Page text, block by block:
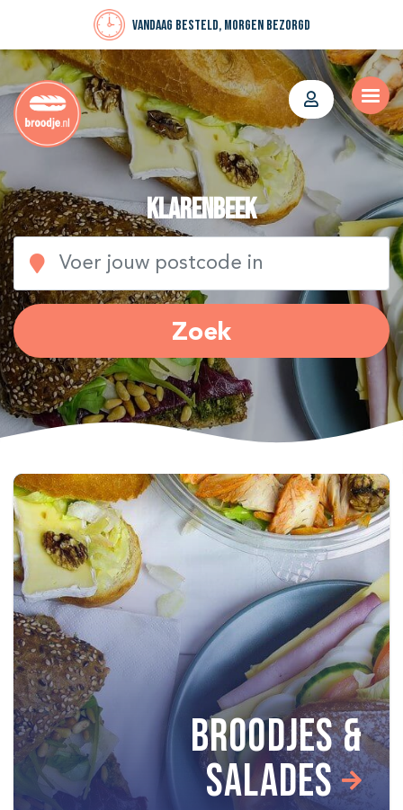
Vandaag besteld, morgen bezorgd
Klarenbeek
Zoek
BROODJES &
SALADES